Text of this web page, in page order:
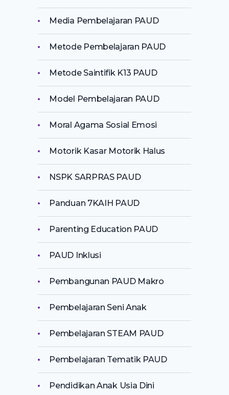
Media Pembelajaran PAUD
Metode Pembelajaran PAUD
Metode Saintifik K13 PAUD
Model Pembelajaran PAUD
Moral Agama Sosial Emosi
Motorik Kasar Motorik Halus
NSPK SARPRAS PAUD
Panduan 7KAIH PAUD
Parenting Education PAUD
PAUD Inklusi
Pembangunan PAUD Makro
Pembelajaran Seni Anak
Pembelajaran STEAM PAUD
Pembelajaran Tematik PAUD
Pendidikan Anak Usia Dini